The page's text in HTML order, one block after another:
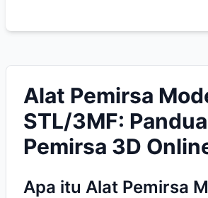
Alat Pemirsa
STL/3MF:
Pemirsa 3D
Apa itu Alat Pemirsa